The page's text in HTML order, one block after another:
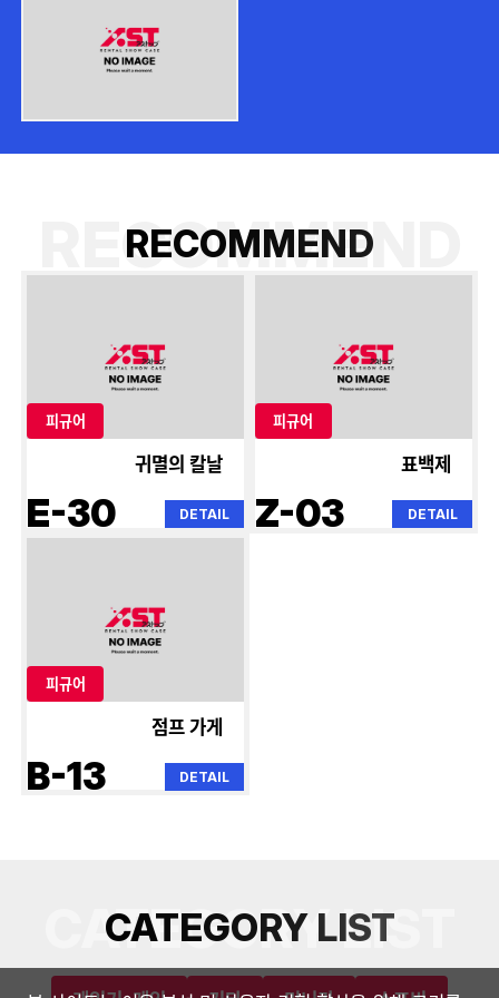
RECOMMEND
RECOMMEND
피규어
귀멸의 칼날
E-30 DETAIL
피규어
표백제
Z-03 DETAIL
피규어
점프 가게
B-13 DETAIL
CATEGORY LIST
CATEGORY LIST